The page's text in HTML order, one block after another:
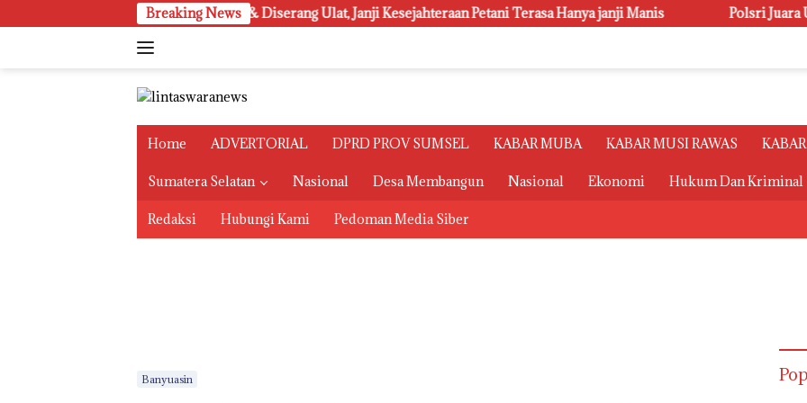
ke
Breaking News
Panen: Kering & Diserang Ulat, Janji Kesejahteraan Petani Terasa Hanya janji Manis Polsri Juara Umum PORSENI XV,
Home ADVERTORIAL DPRD PROV SUMSEL KABAR MUBA KABAR MUSI RAWAS
Sumatera Selatan Nasional Desa Membangun Nasional Ekonomi Hukum Dan Kriminal
Redaksi Hubungi Kami Pedoman Media Siber
Banyuasin